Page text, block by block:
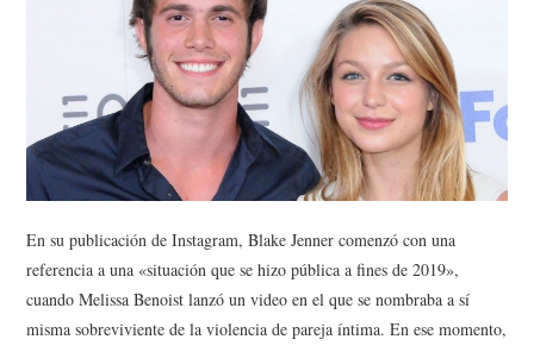
TECHNOLOGY
En su publicación de Instagram, Blake Jenner comenzó con una
referencia a una «situación que se hizo pública a fines de 2019»,
cuando Melissa Benoist lanzó un video en el que se nombraba a sí
misma sobreviviente de la violencia de pareja íntima. En ese momento,